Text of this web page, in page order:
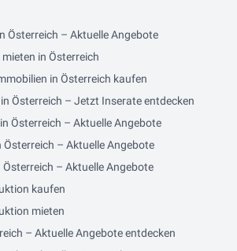
Österreich – Aktuelle Angebote
in Österreich
in Österreich kaufen
Österreich – Jetzt Inserate entdecken
Österreich – Aktuelle Angebote
– Aktuelle Angebote
– Aktuelle Angebote
kaufen
mieten
– Aktuelle Angebote entdecken